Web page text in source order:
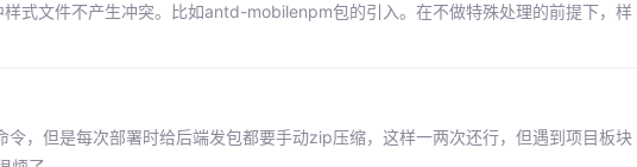
式文件不产生冲突。比如antd-mobilenpm包的引入。在不做特殊处理的前提下，样
，但是每次部署时给后端发包都要手动zip压缩，这样一两次还行，但遇到项目板块